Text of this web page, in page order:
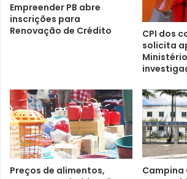
Empreender PB abre
inscrições para
Renovação de Crédito
CPI dos
solicita
Preços de alimentos,
Campina